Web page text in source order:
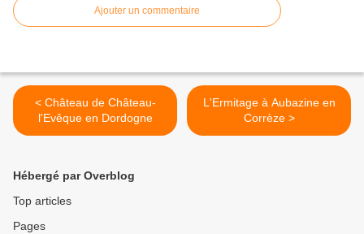
Ajouter un commentaire
< Château de Château-
l'Evêque en Dordogne
L'Ermitage à Aubazine en
Corrèze >
Hébergé par Overblog
Top articles
Pages